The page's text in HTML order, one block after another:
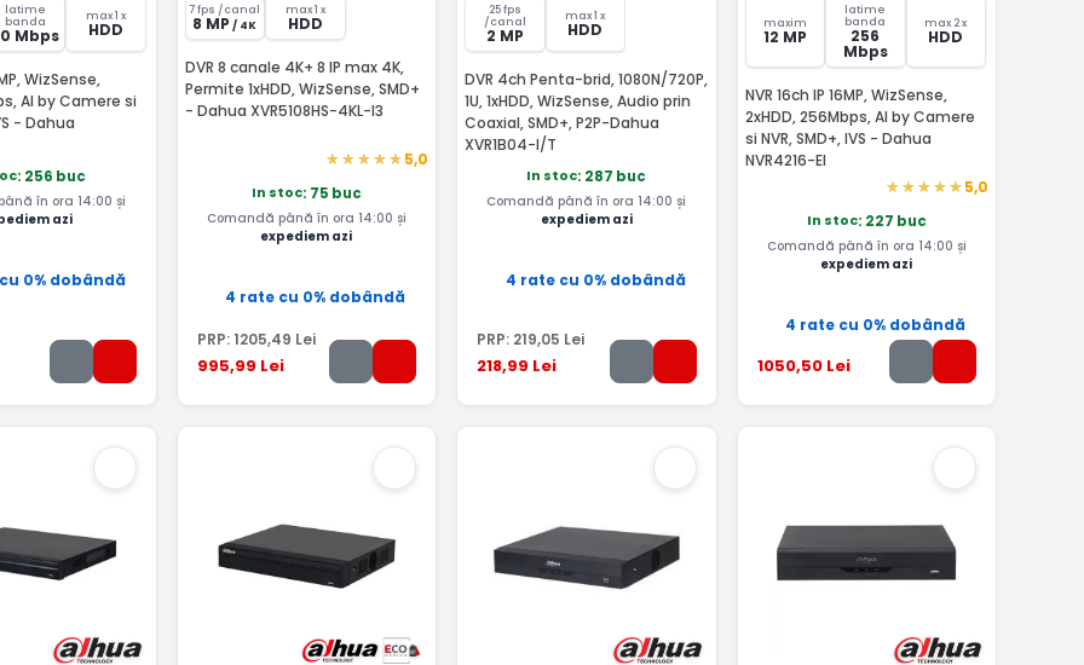
latime
banda
Mbps
max 1 x
HDD
WizSense,
AI by Camere si
- Dahua
: 256 buc
în ora 14:00 și
azi
0% dobândă
7 fps /canal
8 MP / 4K
max 1 x
HDD
DVR 8 canale 4K+ 8 IP max 4K,
Permite 1xHDD, WizSense, SMD+
- Dahua XVR5108HS-4KL-I3
5,0
In stoc: 75 buc
Comandă până în ora 14:00 și
expediem azi
4 rate cu 0% dobândă
PRP: 1205,49 Lei
995,99 Lei
25 fps
/canal
2 MP
max 1 x
HDD
DVR 4ch Penta-brid, 1080N/720P,
1U, 1xHDD, WizSense, Audio prin
Coaxial, SMD+, P2P-Dahua
XVR1B04-I/T
In stoc: 287 buc
Comandă până în ora 14:00 și
expediem azi
4 rate cu 0% dobândă
PRP: 219,05 Lei
218,99 Lei
maxim
12 MP
latime
banda
256
Mbps
max 2 x
HDD
NVR 16ch IP 16MP, WizSense,
2xHDD, 256Mbps, AI by Camere
si NVR, SMD+, IVS - Dahua
NVR4216-EI
5,0
In stoc: 227 buc
Comandă până în ora 14:00 și
expediem azi
4 rate cu 0% dobândă
1050,50Lei